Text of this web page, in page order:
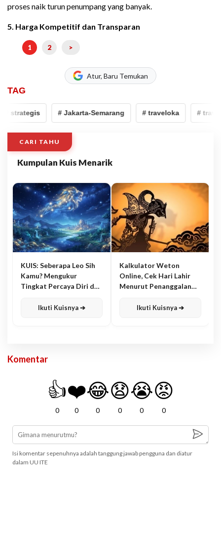
proses naik turun penumpang yang banyak.
5. Harga Kompetitif dan Transparan
1 2 >
Atur, Baru Temukan
TAG
strategis # Jakarta-Semarang # traveloka # travel
CARI TAHU
Kumpulan Kuis Menarik
KUIS: Seberapa Leo Sih
Kamu? Mengukur
Tingkat Percaya Diri dan
Ikuti Kuisnya ➔
Kalkulator Weton
Online, Cek Hari Lahir
Menurut Penanggalan
Ikuti Kuisnya ➔
Komentar
👍
0
❤️
0
😂
0
😧
0
😭
0
😡
0
Isi komentar sepenuhnya adalah tanggung jawab pengguna dan diatur
dalam UU ITE